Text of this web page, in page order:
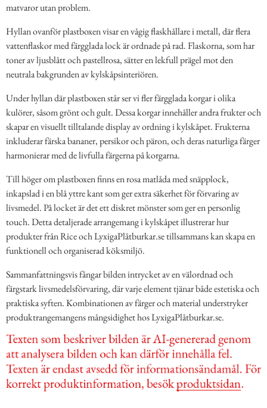
matvaror utan problem.
Hyllan ovanför plastboxen visar en vågig flaskhållare i metall, där flera
vattenflaskor med färgglada lock är ordnade på rad. Flaskorna, som har
toner av ljusblått och pastellrosa, sätter en lekfull prägel mot den
neutrala bakgrunden av kylskåpsinteriören.
Under hyllan där plastboxen står ser vi fler färgglada korgar i olika
kulörer, såsom grönt och gult. Dessa korgar innehåller andra frukter och
skapar en visuellt tilltalande display av ordning i kylskåpet. Frukterna
inkluderar färska bananer, persikor och päron, och deras naturliga färger
harmonierar med de livfulla färgerna på korgarna.
Till höger om plastboxen finns en rosa matlåda med snäpplock,
inkapslad i en blå yttre kant som ger extra säkerhet för förvaring av
livsmedel. På locket är det ett diskret mönster som ger en personlig
touch. Detta detaljerade arrangemang i kylskåpet illustrerar hur
produkter från Rice och LyxigaPlåtburkar.se tillsammans kan skapa en
funktionell och organiserad köksmiljö.
Sammanfattningsvis fångar bilden intrycket av en välordnad och
färgstark livsmedelsförvaring, där varje element tjänar både estetiska och
praktiska syften. Kombinationen av färger och material understryker
produktrangemangens mångsidighet hos LyxigaPlåtburkar.se.